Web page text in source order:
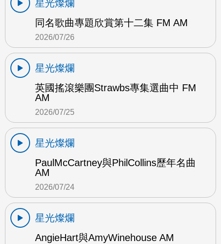
星光燦爛
同名歌曲專題欣賞第十二集 FM AM
2026/07/26
星光燦爛
英國搖滾樂團Strawbs專集選曲中 FM
AM
2026/07/25
星光燦爛
PaulMcCartney與PhilCollins歷年名曲
AM
2026/07/24
星光燦爛
AngieHart與AmyWinehouse AM